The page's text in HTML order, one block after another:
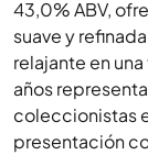
43,0% ABV,
suave y
relajante en
años
coleccionistas
presentación